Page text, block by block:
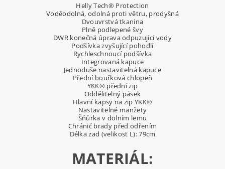
Helly Tech® Protection
Voděodolná, odolná proti větru, prodyšná
Dvouvrstvá tkanina
Plně podlepené švy
DWR konečná úprava odpuzující vody
Podšívka zvyšující pohodlí
Rychleschnoucí podšívka
Integrovaná kapuce
Jednoduše nastavitelná kapuce
Přední bouřková chlopeň
YKK® přední zip
Oddělitelný pásek
Hlavní kapsy na zip YKK®
Nastavitelné manžety
Šňůrka v dolním lemu
Chránič brady před odřením
Délka zad (velikost L): 79cm
MATERIÁL: